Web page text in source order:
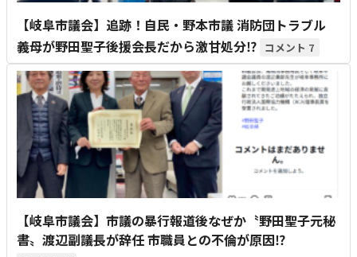
【岐阜市議会】追跡！自民・野本市議 消防団トラブル
義母が野田聖子後援会長だから激甘処分⁉
7
【岐阜市議会】市議の暴行報道後なぜか〝野田聖子元秘
書〟渡辺副議長が辞任 市職員との不倫が原因⁉